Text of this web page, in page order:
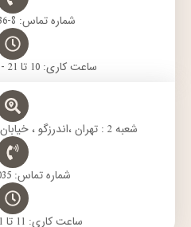
شماره تماس: 8-22073336-021
ساعت کاری: 10 تا 21 - جمعه ها تعطیل
شعبه 2 : تهران ،اندرزگو ، خیابان سلیمی شمالی ، پلاک 119
شماره تماس: 22680035-021
ساعت کاری: 11 تا 21 - همه روزه